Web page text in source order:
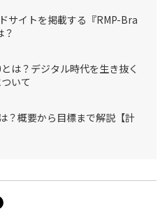
サイトを掲載する『RMP-Bra
は？デジタル時代を生き抜く
いて
？概要から目標まで解説【計